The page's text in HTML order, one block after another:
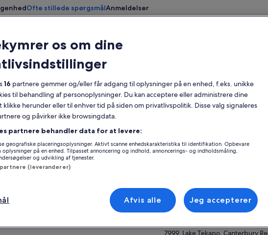
Ofte stillede spørgsmålAnmeldelser
Gratis afbestilling
Mobilkupon
Øjeblikkelig
bekræftelse
dig klar til at tage på en rejse 13,8 milliarder
En oplevelse for sanserne, Dark Sky
bringer videnskab, maori-astronomi
multimedieinstallationer
i et 'Big Bang' af ærefrygt og
udforsker vi den videnskabsbaserede
om, hvordan levende væsener blev til,
dykker ned i Mælkevejens dybder. Kom helt
Se på kort
Dark Sky Project
7999, Lake Tekapo, Canterbury,
Møde-/indløsningssted
1 Motuariki Lane
os om dine
16 partnere gemmer og/eller får adgang til oplysninger på en enhed, f.eks. unikke
til behandling af personoplysninger. Du kan acceptere eller administrere dine
klikke herunder eller til enhver tid på siden om privatlivspolitik. Disse valg signaleres
og påvirker ikke browsingdata.
partnere behandler data for at levere:
geografiske placeringsoplysninger. Aktivt scanne enhedskarakteristika til identifikation. Opbevare
på en enhed. Tilpasset annoncering og indhold, annoncerings- og indholdsmåling,
og udvikling af tjenester.
(leverandører)
Afvis alle Jeg accepterer